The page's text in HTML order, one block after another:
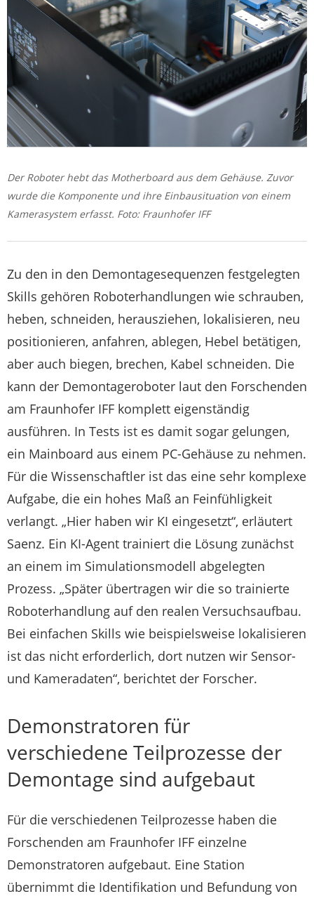
Der Roboter hebt das Motherboard aus dem Gehäuse. Zuvor
wurde die Komponente und ihre Einbausituation von einem
Kamerasystem erfasst. Foto: Fraunhofer IFF
Zu den in den Demontagesequenzen festgelegten
Skills gehören Roboterhandlungen wie schrauben,
heben, schneiden, herausziehen, lokalisieren, neu
positionieren, anfahren, ablegen, Hebel betätigen,
aber auch biegen, brechen, Kabel schneiden. Die
kann der Demontageroboter laut den Forschenden
am Fraunhofer IFF komplett eigenständig
ausführen. In Tests ist es damit sogar gelungen,
ein Mainboard aus einem PC-Gehäuse zu nehmen.
Für die Wissenschaftler ist das eine sehr komplexe
Aufgabe, die ein hohes Maß an Feinfühligkeit
verlangt. „Hier haben wir KI eingesetzt“, erläutert
Saenz. Ein KI-Agent trainiert die Lösung zunächst
an einem im Simulationsmodell abgelegten
Prozess. „Später übertragen wir die so trainierte
Roboterhandlung auf den realen Versuchsaufbau.
Bei einfachen Skills wie beispielsweise lokalisieren
ist das nicht erforderlich, dort nutzen wir Sensor-
und Kameradaten“, berichtet der Forscher.
Demonstratoren für
verschiedene Teilprozesse der
Demontage sind aufgebaut
Für die verschiedenen Teilprozesse haben die
Forschenden am Fraunhofer IFF einzelne
Demonstratoren aufgebaut. Eine Station
übernimmt die Identifikation und Befundung von